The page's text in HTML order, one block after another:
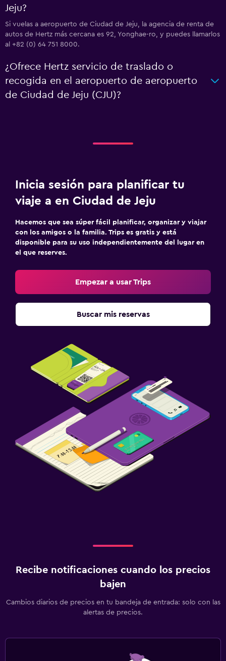
Jeju?
Si vuelas a aeropuerto de Ciudad de Jeju, la agencia de renta de
autos de Hertz más cercana es 92, Yonghae-ro, y puedes llamarlos
al +82 (0) 64 751 8000.
¿Ofrece Hertz servicio de traslado o
recogida en el aeropuerto de aeropuerto
de Ciudad de Jeju (CJU)?
Inicia sesión para planificar tu
viaje a en Ciudad de Jeju
Hacemos que sea súper fácil planificar, organizar y viajar
con los amigos o la familia. Trips es gratis y está
disponible para su uso independientemente del lugar en
el que reserves.
Empezar a usar Trips
Buscar mis reservas
Recibe notificaciones cuando los precios
bajen
Cambios diarios de precios en tu bandeja de entrada: solo con las
alertas de precios.